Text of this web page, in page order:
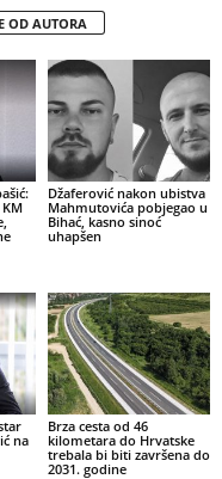
OD AUTORA
Džaferović nakon ubistva
Mahmutovića pobjegao u
Bihać, kasno sinoć
uhapšen
na
Brza cesta od 46
kilometara do Hrvatske
trebala bi biti završena do
2031. godine